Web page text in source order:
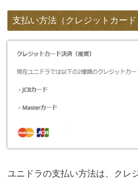
支払い方法（クレジットカード
ユニドラの支払い方法は、クレ